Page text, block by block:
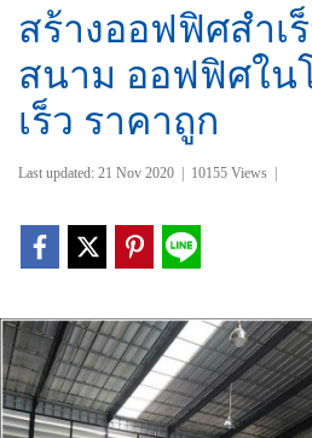
สร้างออฟฟิศสำเ
สนาม ออฟฟิศใน
เร็ว ราคาถูก
Last updated: 21 Nov 2020 10155 Views